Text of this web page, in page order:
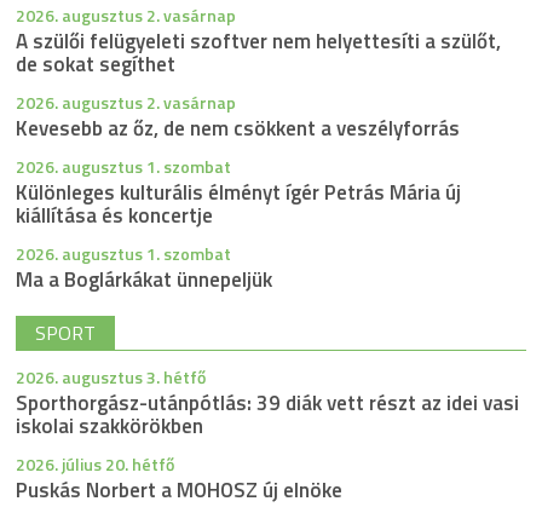
2026. augusztus 2. vasárnap
A szülői felügyeleti szoftver nem helyettesíti a szülőt,
de sokat segíthet
2026. augusztus 2. vasárnap
Kevesebb az őz, de nem csökkent a veszélyforrás
2026. augusztus 1. szombat
Különleges kulturális élményt ígér Petrás Mária új
kiállítása és koncertje
2026. augusztus 1. szombat
Ma a Boglárkákat ünnepeljük
SPORT
2026. augusztus 3. hétfő
Sporthorgász-utánpótlás: 39 diák vett részt az idei vasi
iskolai szakkörökben
2026. július 20. hétfő
Puskás Norbert a MOHOSZ új elnöke